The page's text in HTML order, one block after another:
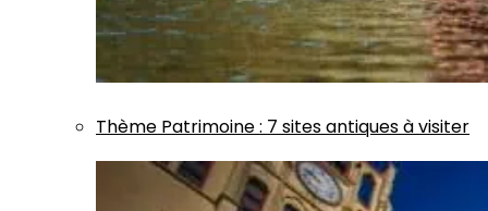
Thème Patrimoine: 7 sites antiques à visiter